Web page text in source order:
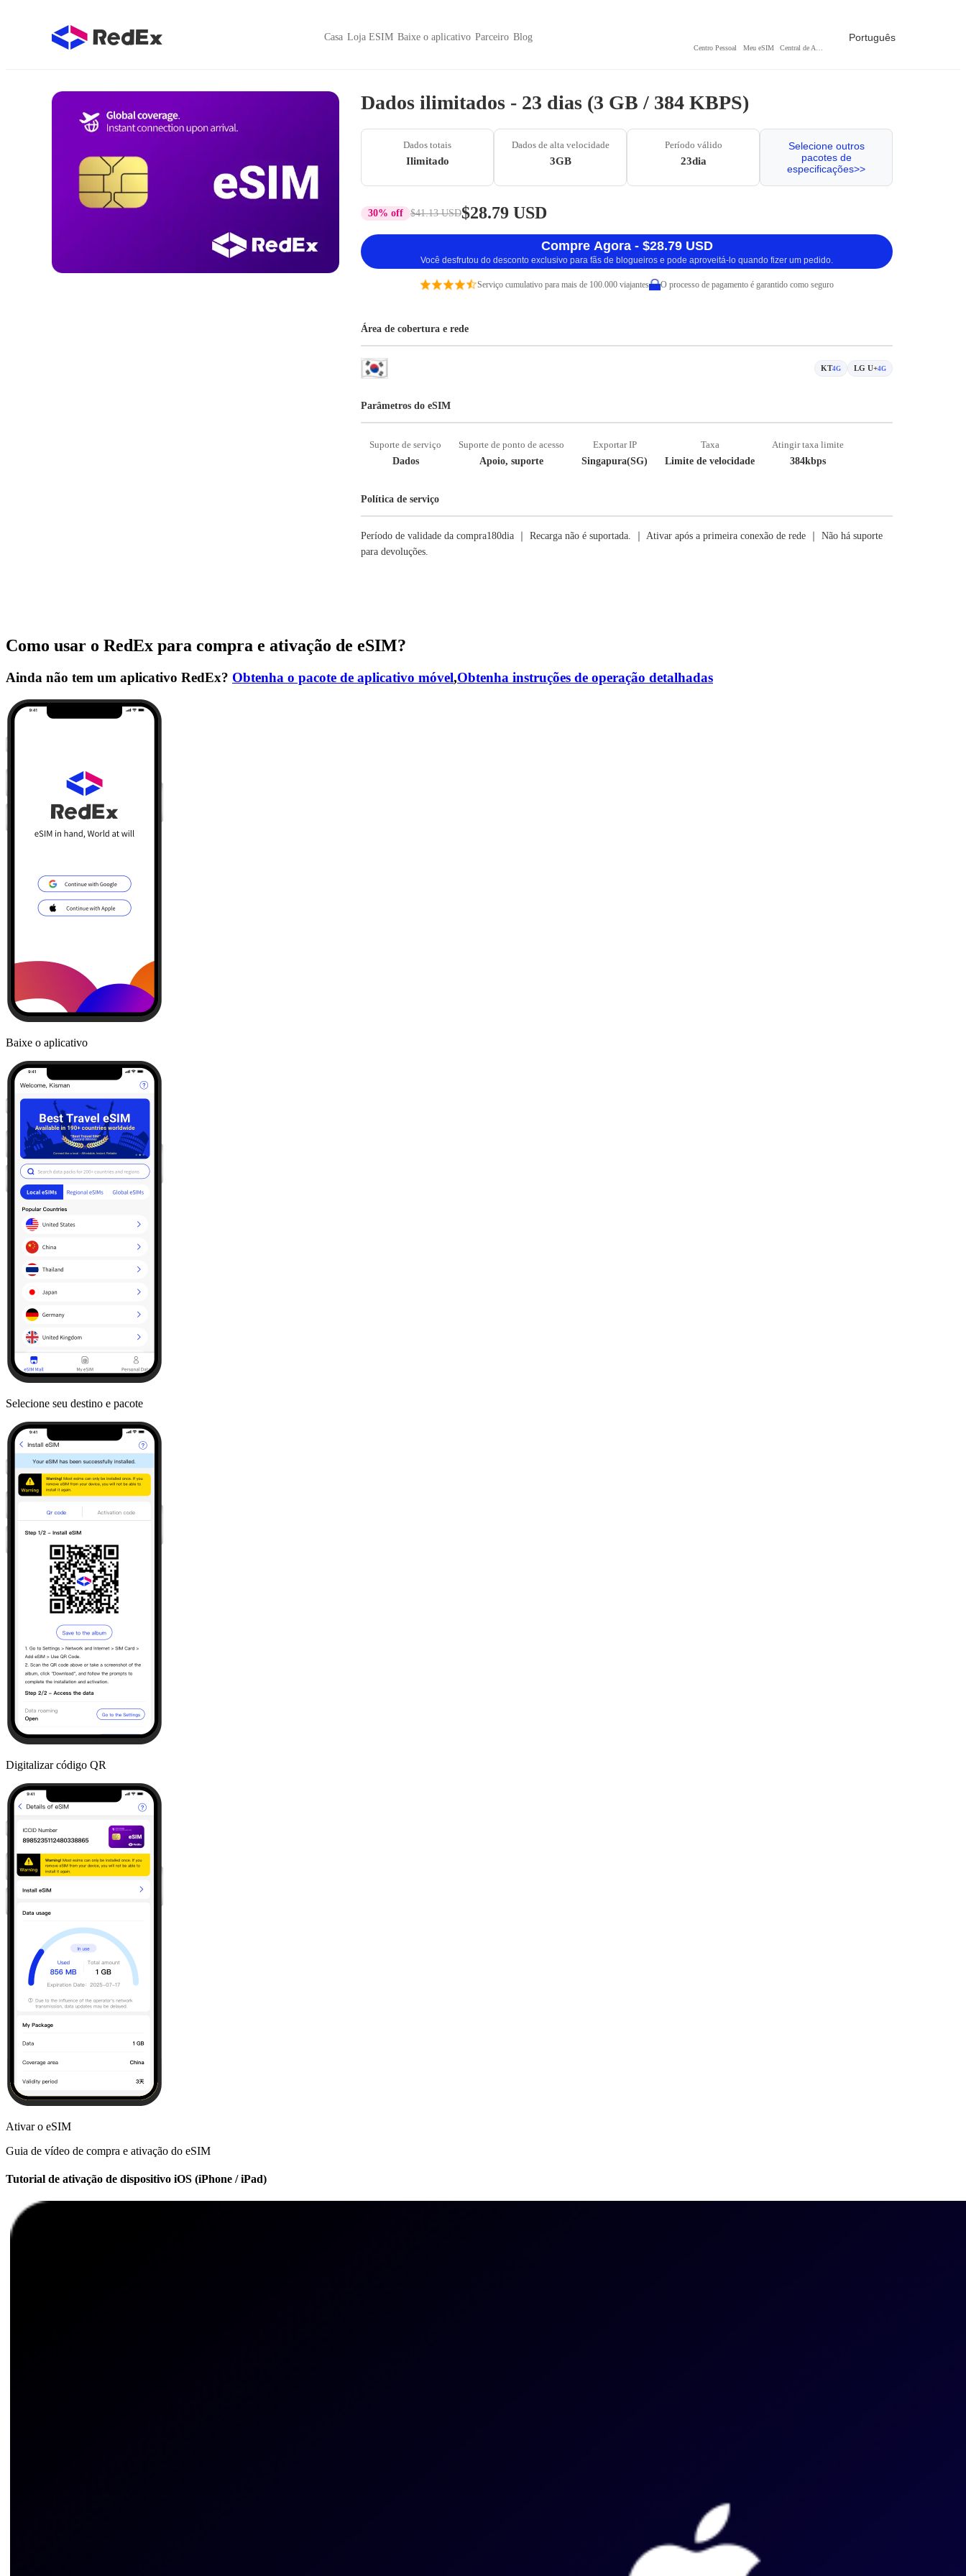
Casa Loja ESIM Baixe o aplicativo Parceiro Blog
Centro Pessoal Meu eSIM
Português
Dados ilimitados - 23 dias (3 GB / 384 KBPS)
Dados totais
Ilimitado
Dados de alta velocidade
3GB
Período válido
23dia
Selecione outros
pacotes de
especificações>>
30% off $41.13 USD$28.79 USD
Compre Agora - $28.79 USD
Você desfrutou do desconto exclusivo para fãs de blogueiros e pode aproveitá-lo quando fizer um pedido.
Serviço cumulativo para mais de 100.000 viajantes O processo de pagamento é garantido como seguro
Área de cobertura e rede
KT4G LG U+4G
Parâmetros do eSIM
Suporte de serviço
Dados
Suporte de ponto de acesso
Apoio, suporte
Exportar IP
Singapura(SG)
Taxa
Limite de velocidade
Atingir taxa limite
384kbps
Política de serviço
Período de validade da compra180dia ｜ Recarga não é suportada. ｜ Ativar após a primeira conexão de rede ｜ Não há suporte
para devoluções.
Como usar o RedEx para compra e ativação de eSIM?
Ainda não tem um aplicativo RedEx? Obtenha o pacote de aplicativo móvel,Obtenha instruções de operação detalhadas
Baixe o aplicativo
Selecione seu destino e pacote
Digitalizar código QR
Ativar o eSIM
Guia de vídeo de compra e ativação do eSIM
Tutorial de ativação de dispositivo iOS (iPhone / iPad)